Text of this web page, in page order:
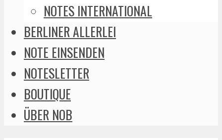
NOTES INTERNATIONAL
BERLINER ALLERLEI
NOTE EINSENDEN
NOTESLETTER
BOUTIQUE
ÜBER NOB